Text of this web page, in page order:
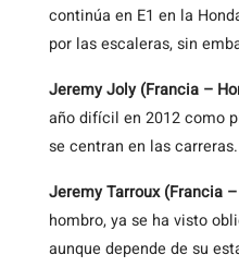
continúa en E1 en la
por las escaleras, sin
Jeremy Joly (Francia –
año difícil en 2012 como
se centran en las
Jeremy Tarroux (Francia
hombro, ya se ha visto
aunque depende de su